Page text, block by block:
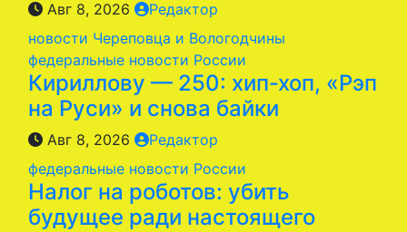
Авг 8, 2026
Редактор
новости Череповца и Вологодчины
федеральные новости России
Кириллову — 250: хип-хоп, «Рэп
на Руси» и снова байки
Авг 8, 2026
Редактор
федеральные новости России
Налог на роботов: убить
будущее ради настоящего